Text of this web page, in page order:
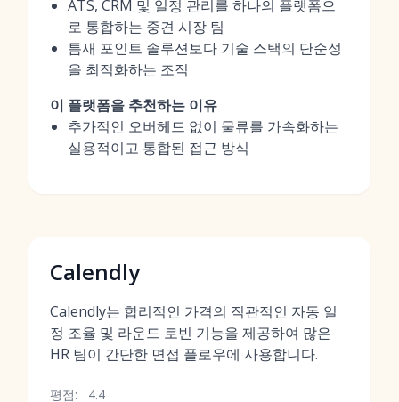
ATS, CRM 및 일정 관리를 하나의 플랫폼으
로 통합하는 중견 시장 팀
틈새 포인트 솔루션보다 기술 스택의 단순성
을 최적화하는 조직
이 플랫폼을 추천하는 이유
추가적인 오버헤드 없이 물류를 가속화하는
실용적이고 통합된 접근 방식
Calendly
Calendly는 합리적인 가격의 직관적인 자동 일
정 조율 및 라운드 로빈 기능을 제공하여 많은
HR 팀이 간단한 면접 플로우에 사용합니다.
평점: 4.4